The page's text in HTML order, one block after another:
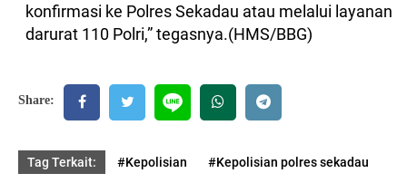
konfirmasi ke Polres Sekadau atau melalui layanan
darurat 110 Polri,” tegasnya.(HMS/BBG)
Share:
Tag Terkait: #Kepolisian #Kepolisian polres sekadau